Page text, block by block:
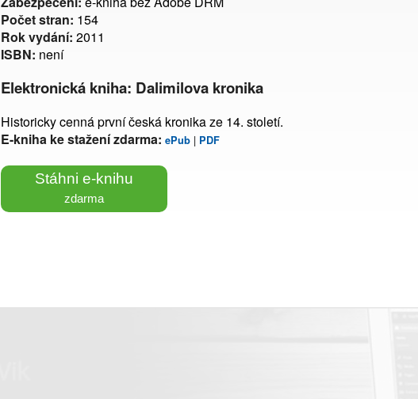
Počet stran: 154
Rok vydání: 2011
ISBN: není
Elektronická kniha: Dalimilova kronika
Historicky cenná první česká kronika ze 14. století.
E-kniha ke stažení zdarma: ePub | PDF
Stáhni e-knihu
zdarma